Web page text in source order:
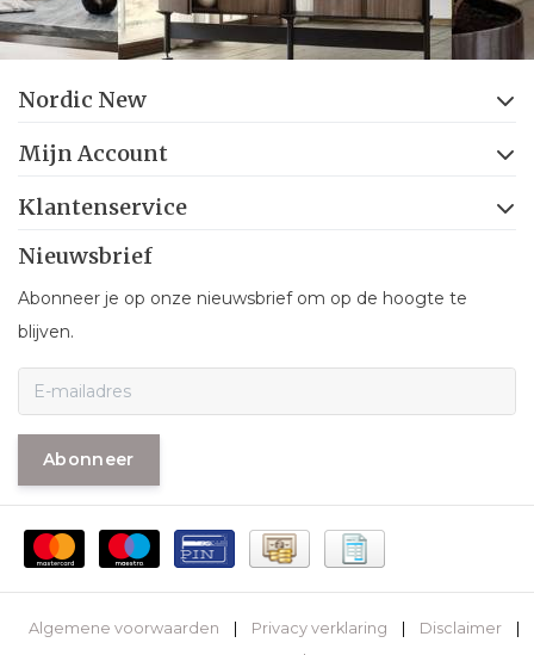
Nordic New
Mijn Account
Klantenservice
Nieuwsbrief
Abonneer je op onze nieuwsbrief om op de hoogte te
blijven.
Abonneer
Algemene voorwaarden Privacy verklaring Disclaimer